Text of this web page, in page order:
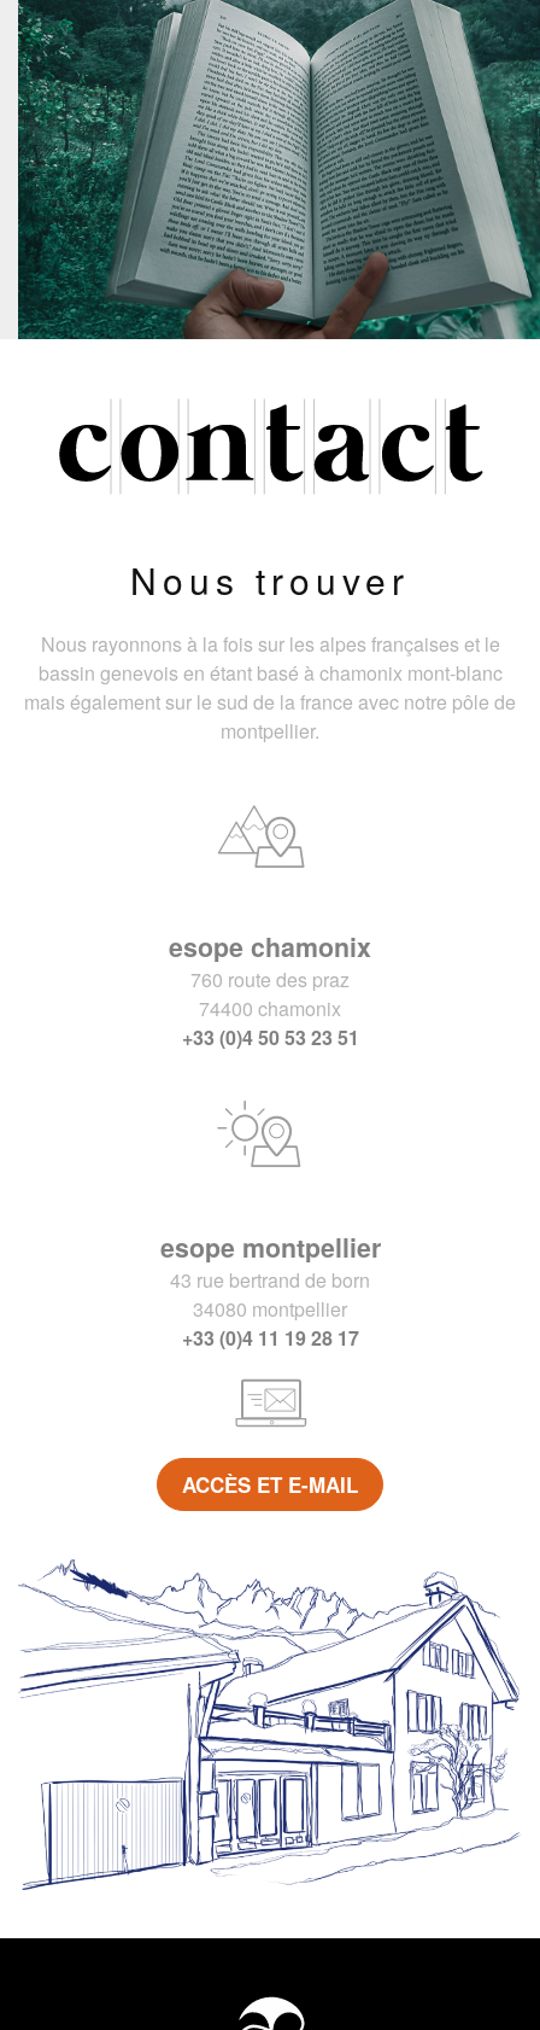
Nous trouver
Nous rayonnons à la fois sur les alpes françaises et le
bassin genevois en étant basé à chamonix mont-blanc
mais également sur le sud de la france avec notre pôle de
montpellier.
esope chamonix
760 route des praz
74400 chamonix
+33 (0)4 50 53 23 51
esope montpellier
43 rue bertrand de born
34080 montpellier
+33 (0)4 11 19 28 17
ACCÈS ET E-MAIL